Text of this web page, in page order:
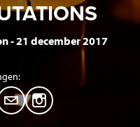
21 december 2017
M